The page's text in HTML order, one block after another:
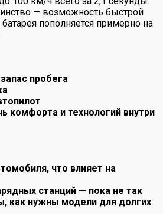
— возможность быстрой
пополняется примерно на
пробега
комфорта и технологий внутри
что влияет на
станций — пока не так
как нужны модели для долгих